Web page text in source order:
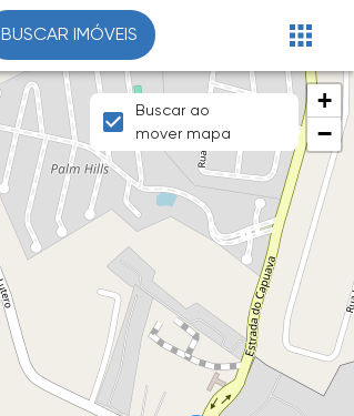
BUSCAR IMÓVEIS
+
−
Buscar ao
mover mapa